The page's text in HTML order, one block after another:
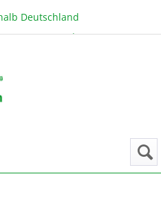
Deutschland
7131 222 11|